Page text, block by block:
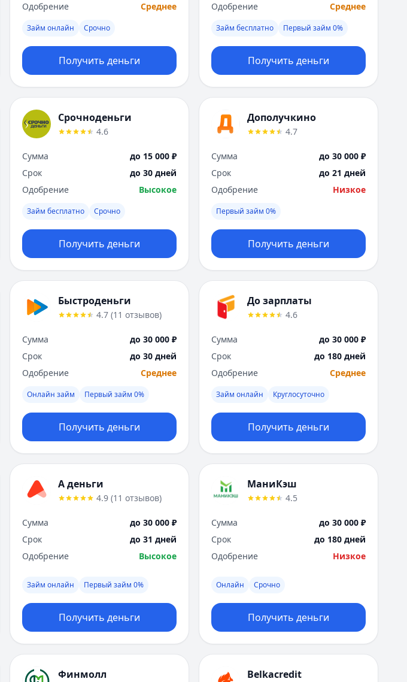
Томск
Тула
Тюмень
У
Ульяновск
Х
Хабаровск
Чебоксары
Челябинск
Вся Россия
Одобрение
Среднее
Займ онлайн Срочно
Получить деньги
Одобрение
Среднее
Займ бесплатно Первый займ 0%
Получить деньги
Срочноденьги
4.6
Сумма
до 15 000 ₽
Срок
до 30 дней
Одобрение
Высокое
Займ бесплатно Срочно
Получить деньги
Дополучкино
4.7
Сумма
до 30 000 ₽
Срок
до 21 дней
Одобрение
Низкое
Первый займ 0%
Получить деньги
Быстроденьги
4.7 (11 отзывов)
Сумма
до 30 000 ₽
Срок
до 30 дней
Одобрение
Среднее
Онлайн займ Первый займ 0%
Получить деньги
До зарплаты
4.6
Сумма
до 30 000 ₽
Срок
до 180 дней
Одобрение
Среднее
Займ онлайн Круглосуточно
Получить деньги
А деньги
4.9 (11 отзывов)
Сумма
до 30 000 ₽
Срок
до 31 дней
Одобрение
Высокое
Займ онлайн Первый займ 0%
Получить деньги
МаниКэш
4.5
Сумма
до 30 000 ₽
Срок
до 180 дней
Одобрение
Низкое
Онлайн Срочно
Получить деньги
Финмолл Belkacredit